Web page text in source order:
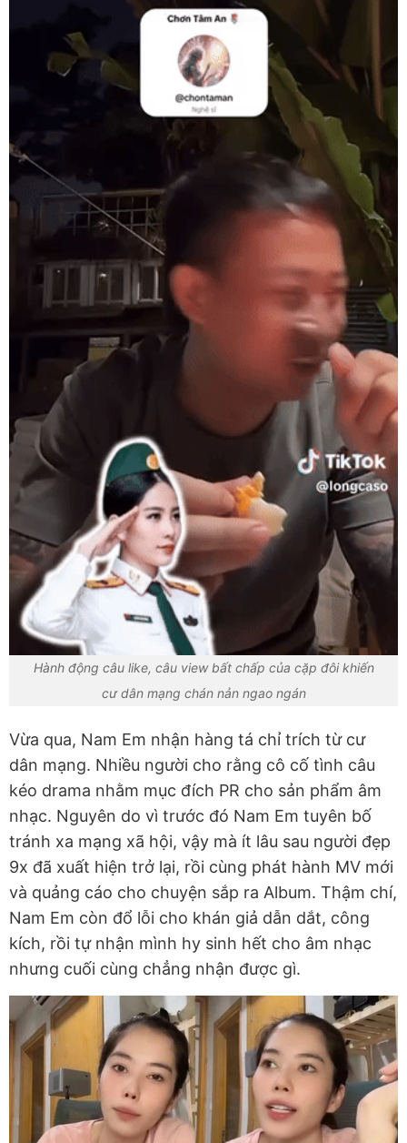
Hành động câu like, câu view bất chấp của cặp đôi khiến
cư dân mạng chán nản ngao ngán
Vừa qua, Nam Em nhận hàng tá chỉ trích từ cư
dân mạng. Nhiều người cho rằng cô cố tình câu
kéo drama nhằm mục đích PR cho sản phẩm âm
nhạc. Nguyên do vì trước đó Nam Em tuyên bố
tránh xa mạng xã hội, vậy mà ít lâu sau người đẹp
9x đã xuất hiện trở lại, rồi cùng phát hành MV mới
và quảng cáo cho chuyện sắp ra Album. Thậm chí,
Nam Em còn đổ lỗi cho khán giả dẫn dắt, công
kích, rồi tự nhận mình hy sinh hết cho âm nhạc
nhưng cuối cùng chẳng nhận được gì.